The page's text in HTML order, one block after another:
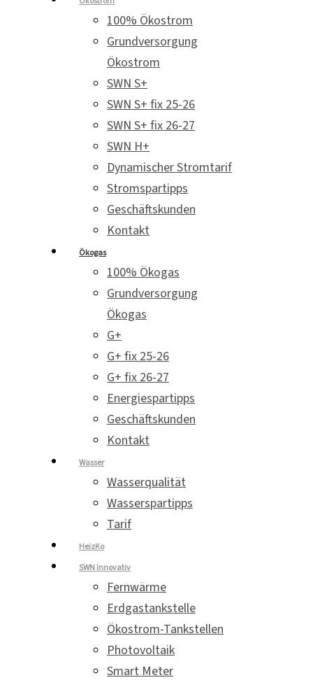
100% Ökostrom
Grundversorgung
Ökostrom
SWN S+
SWN S+ fix 25-26
SWN S+ fix 26-27
SWN H+
Dynamischer Stromtarif
Stromspartipps
Geschäftskunden
Kontakt
Ökogas
100% Ökogas
Grundversorgung
Ökogas
G+
G+ fix 25-26
G+ fix 26-27
Energiespartipps
Geschäftskunden
Kontakt
Wasser
Wasserqualität
Wasserspartipps
Tarif
HeizKo
SWN Innovativ
Fernwärme
Erdgastankstelle
Ökostrom-Tankstellen
Photovoltaik
Smart Meter